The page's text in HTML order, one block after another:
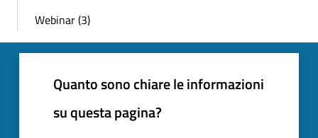
Webinar (3)
Quanto sono chiare le informazioni
su questa pagina?